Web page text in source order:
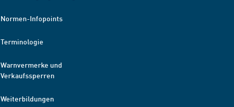
Normen-Infopoints
Terminologie
Warnvermerke und
Verkaufssperren
Weiterbildungen